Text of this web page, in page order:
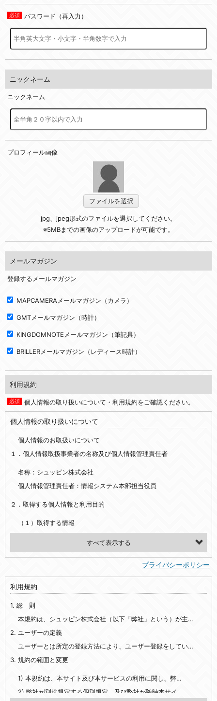
パスワード（再入力）
ニックネーム
ニックネーム
プロフィール画像
ファイルを選択
jpg、jpeg形式のファイルを選択してください。
※5MBまでの画像のアップロードが可能です。
メールマガジン
登録するメールマガジン
MAPCAMERAメールマガジン（カメラ）
GMTメールマガジン（時計）
KINGDOMNOTEメールマガジン（筆記具）
BRILLERメールマガジン（レディース時計）
利用規約
個人情報の取り扱いについて・利用規約をご確認ください。
個人情報の取り扱いについて
個人情報のお取扱いについて
１．個人情報取扱事業者の名称及び個人情報管理責任者
名称：シュッピン株式会社
個人情報管理責任者：情報システム本部担当役員
２．取得する個人情報と利用目的
（１）取得する情報
【シュッピン会員共通でご登録いただく情報】
・必須登録：氏名、生年月日、性別、住所、電話番号、メールアドレス、パスワード
・任意登録：ニックネーム、プロフィール画像、希望するメールマガジンの種類
【当社サービスをご利用時に当社が取得またはご提供いただく情報】
・法律上の要請等により、本人確認を行うための本人確認書類（運転免許証、健康保険証、住民票の写し等）、および当該書類に含まれる情報
・当社サービスのご利用履歴
・当社ウェブサイト・サービス内のクッキー情報
【外部サービスアカウントを利用される場合】
会員登録時にソーシャルネットワーキングサービス等の外部サービスとの連携を許可した場合には、その許可の際にご同意いただいた内容に基づき、当該外部サービスでユーザーが利用するIDおよび当該外部サービスのプライバシー設定によりお客様が当社に開示を認めた情報について取得いたします
プライバシーポリシー
利用規約
1. 総 則
本規約は、シュッピン株式会社（以下「弊社」という）が主催・運営するインターネット上のWebサイト『mapcamera.com』（以下「本サイト」という）及び本サイトを通じて提供されるサービス（以下「本サービス」といいます）をご利用いただく際の、ユーザーと弊社間の一切の関係に適用されます。
2. ユーザーの定義
ユーザーとは所定の登録方法により、ユーザー登録をしていただいた方をいいます。
3. 規約の範囲と変更
1) 本規約は、本サイト及び本サービスの利用に関し、弊社及び全てのユーザーに適用されます。>